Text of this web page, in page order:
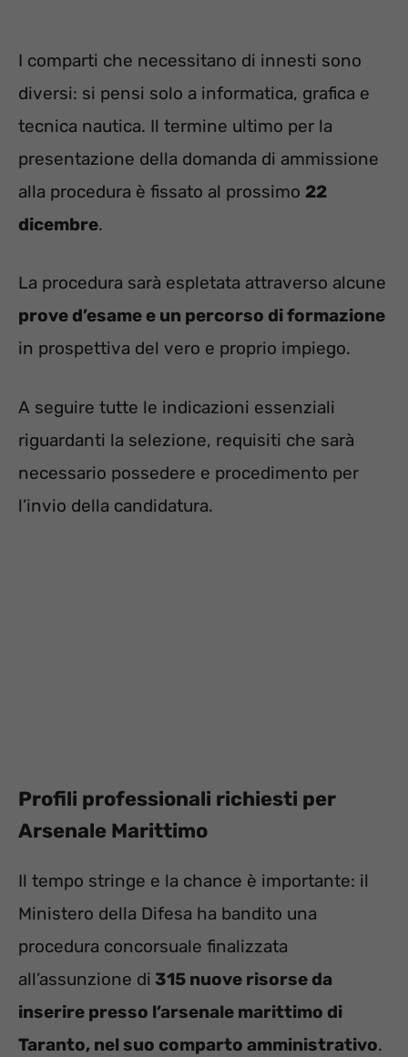
I comparti che necessitano di innesti sono
diversi: si pensi solo a informatica, grafica e
tecnica nautica. Il termine ultimo per la
presentazione della domanda di ammissione
alla procedura è fissato al prossimo 22
dicembre.
La procedura sarà espletata attraverso alcune
prove d’esame e un percorso di formazione
in prospettiva del vero e proprio impiego.
A seguire tutte le indicazioni essenziali
riguardanti la selezione, requisiti che sarà
necessario possedere e procedimento per
l’invio della candidatura.
Profili professionali richiesti per
Arsenale Marittimo
Il tempo stringe e la chance è importante: il
Ministero della Difesa ha bandito una
procedura concorsuale finalizzata
all’assunzione di 315 nuove risorse da
inserire presso l’arsenale marittimo di
Taranto, nel suo comparto amministrativo.